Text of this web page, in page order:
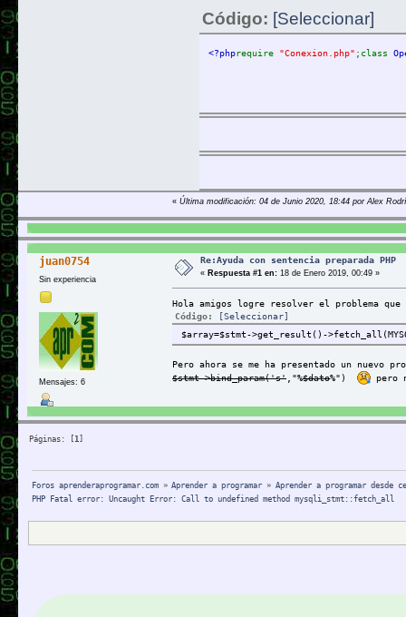
Código: [Seleccionar]
<?phprequire "Conexion.php" ;class
« Última modificación: 04 de Junio 2020, 18:44 por Alex
juan0754
Sin experiencia
Mensajes: 6
Re:Ayuda con sentencia preparada PHP
« Respuesta #1 en: 18 de Enero 2019, 00:49 »
Hola amigos logre resolver el problema
Código:
[Seleccionar]
$array=$stmt->get_result()-
Pero ahora se me ha presentado un nuevo
$stmt->bind_param('s' ,"%$dato%") pero
Páginas: [1]
Foros aprenderaprogramar.com » Aprender a programar » Aprender a programar desde
PHP Fatal error: Uncaught Error: Call to undefined method mysqli_stmt::fetch_all